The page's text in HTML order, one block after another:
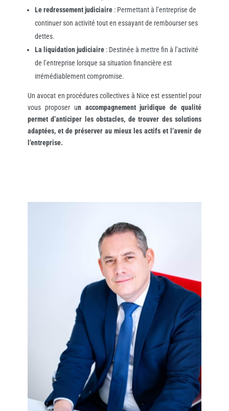
Le redressement judiciaire: Permettant à l’entreprise de
continuer son activité tout en essayant de rembourser ses
dettes.
La liquidation judiciaire: Destinée à mettre fin à l’activité
de l’entreprise lorsque sa situation financière est
irrémédiablement compromise.
Un avocat en procédures collectives à Nice est essentiel pour
vous proposer un accompagnement juridique de qualité
permet d’anticiper les obstacles, de trouver des solutions
adaptées, et de préserver au mieux les actifs et l’avenir de
l’entreprise.